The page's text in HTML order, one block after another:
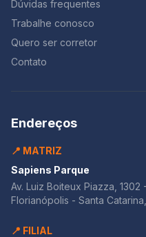
Dúvidas frequentes
Trabalhe conosco
Quero ser corretor
Contato
Endereços
📍 MATRIZ
Sapiens Parque
Av. Luiz Boiteux Piazza,
Florianópolis - Santa
📍 FILIAL